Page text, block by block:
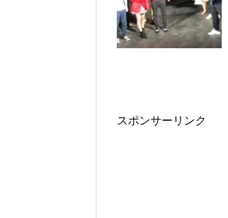
スポンサーリンク